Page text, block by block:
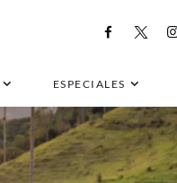
ESPECIALES